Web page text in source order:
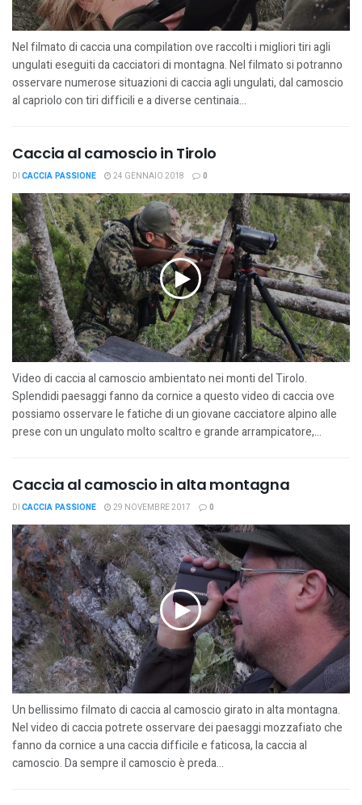
Nel filmato di caccia una compilation ove raccolti i migliori tiri agli
ungulati eseguiti da cacciatori di montagna. Nel filmato si potranno
osservare numerose situazioni di caccia agli ungulati, dal camoscio
al capriolo con tiri difficili e a diverse centinaia...
Caccia al camoscio in Tirolo
DI CACCIA PASSIONE 24 GENNAIO 2018 0
Video di caccia al camoscio ambientato nei monti del Tirolo.
Splendidi paesaggi fanno da cornice a questo video di caccia ove
possiamo osservare le fatiche di un giovane cacciatore alpino alle
prese con un ungulato molto scaltro e grande arrampicatore,...
Caccia al camoscio in alta montagna
DI CACCIA PASSIONE 29 NOVEMBRE 2017 0
Un bellissimo filmato di caccia al camoscio girato in alta montagna.
Nel video di caccia potrete osservare dei paesaggi mozzafiato che
fanno da cornice a una caccia difficile e faticosa, la caccia al
camoscio. Da sempre il camoscio è preda...